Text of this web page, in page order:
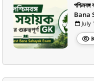
Bana
July